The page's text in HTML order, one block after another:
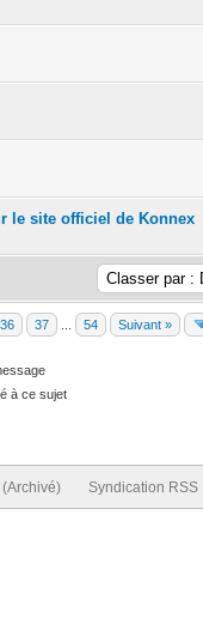
le site officiel de Konnex
36 37 54 Suivant »
à ce sujet
Syndication RSS